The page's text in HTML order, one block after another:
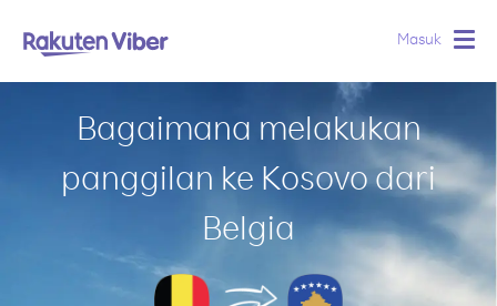
Masuk
Bagaimana melakukan
panggilan ke Kosovo dari
Belgia